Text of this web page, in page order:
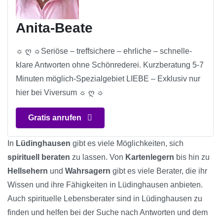
Anita-Beate
☼ ღ ☼Seriöse – treffsichere – ehrliche – schnelle-
klare Antworten ohne Schönrederei. Kurzberatung 5-7
Minuten möglich-Spezialgebiet LIEBE – Exklusiv nur
hier bei Viversum ☼ ღ ☼
Gratis anrufen
In Lüdinghausen gibt es viele Möglichkeiten, sich
spirituell beraten zu lassen. Von Kartenlegern bis hin zu
Hellsehern und Wahrsagern gibt es viele Berater, die ihr
Wissen und ihre Fähigkeiten in Lüdinghausen anbieten.
Auch spirituelle Lebensberater sind in Lüdinghausen zu
finden und helfen bei der Suche nach Antworten und dem